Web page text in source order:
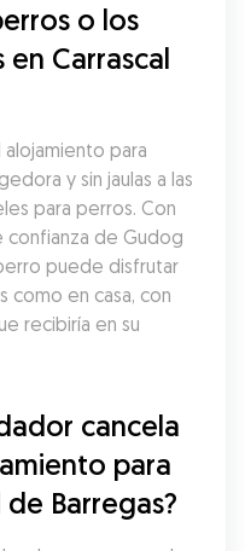
o los
Carrascal
para
y sin jaulas a las
para perros. Con
confianza de Gudog
puede disfrutar
como en casa, con
recibiría en su
cancela
para
Barregas?